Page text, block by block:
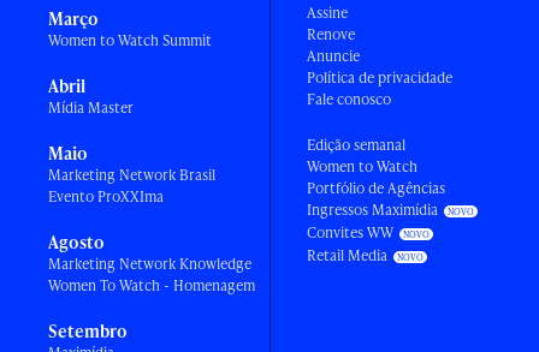
Março
Women to Watch Summit
Abril
Mídia Master
Maio
Marketing Network Brasil
Evento ProXXIma
Agosto
Marketing Network Knowledge
Women To Watch - Homenagem
Setembro
Assine
Renove
Anuncie
Política de privacidade
Fale conosco
Edição semanal
Women to Watch
Portfólio de Agências
Ingressos Maximídia
Convites WW
Retail Media